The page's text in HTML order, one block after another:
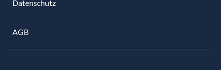
Datenschutz
AGB